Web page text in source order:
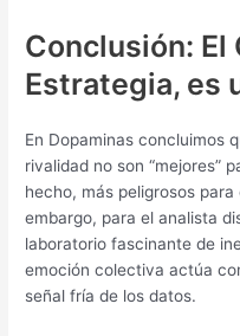
Conclusión: El
Estrategia, es
En Dopaminas concluimos
rivalidad no son “mejores”
hecho, más peligrosos
embargo, para el analista
laboratorio fascinante de
emoción colectiva actúa
señal fría de los datos.